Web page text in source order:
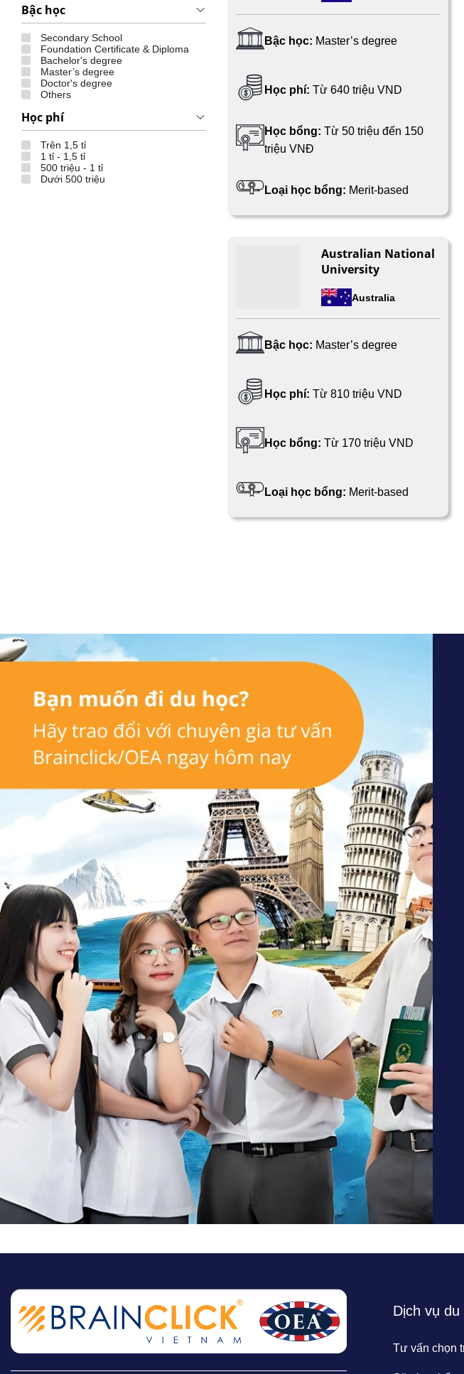
Bậc học
Secondary School
Foundation Certificate & Diploma
Bachelor's degree
Master’s degree
Doctor's degree
Others
Học phí
Trên 1,5 tỉ
1 tỉ - 1,5 tỉ
500 triệu - 1 tỉ
Dưới 500 triệu
Bậc học: Master’s degree
Học phí: Từ 640 triệu VND
Học bổng: Từ 50 triệu đến 150
triệu VNĐ
Loại học bổng: Merit-based
Australian National
University
Australia
Bậc học: Master’s degree
Học phí: Từ 810 triệu VND
Học bổng: Từ 170 triệu VND
Loại học bổng: Merit-based
Dịch vụ du
Tư vấn chọn